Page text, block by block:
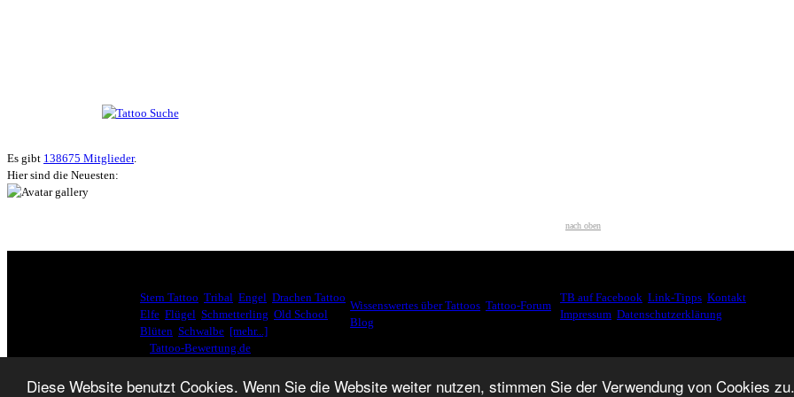
Diese Website benutzt Cookies. Wenn Sie die Website weiter nutzen, stimmen Sie der Verwendung von Cookies zu.
Es gibt 138675 Mitglieder.
Hier sind die Neuesten:
nach oben
Stern Tattoo Tribal Engel Drachen Tattoo
Elfe Flügel Schmetterling Old School
Blüten Schwalbe [mehr...]
Wissenswertes über Tattoos Tattoo-Forum
Blog
TB auf Facebook Link-Tipps Kontakt
Impressum Datenschutzerklärung
Tattoo-Bewertung.de